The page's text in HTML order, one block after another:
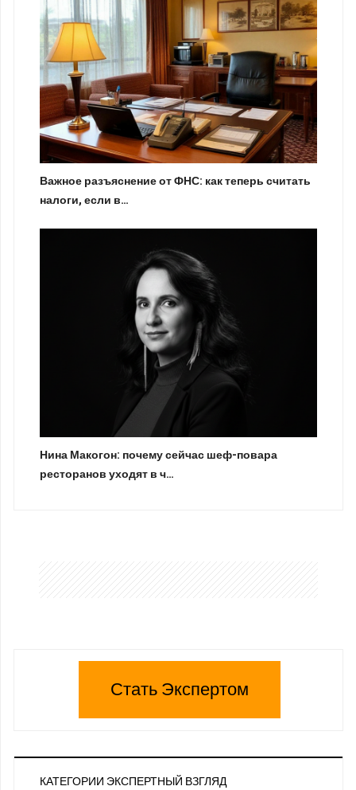
Важное разъяснение от ФНС: как теперь считать
налоги, если в…
Нина Макогон: почему сейчас шеф-повара
ресторанов уходят в ч…
Стать Экспертом
КАТЕГОРИИ ЭКСПЕРТНЫЙ ВЗГЛЯД